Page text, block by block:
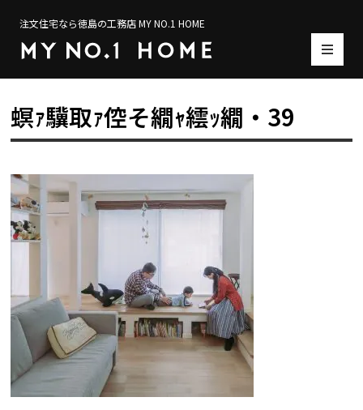
注文住宅なら徳島の工務店 MY NO.1 HOME
螟ｧ驥取ｧ倥そ繝ｬ繧ｯ繝・39